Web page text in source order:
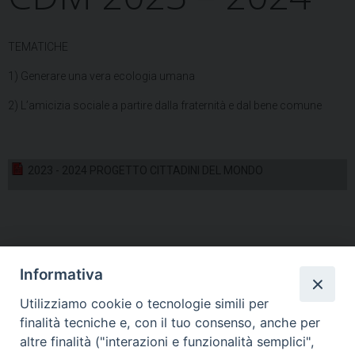
TEMATICHE
1) Generare una vera ecologia umana
2) L’amicizia sociale a partire dalla fraternità e dal bene comune
HOME VESCOVO ORARI MESSE
CURIA VESCOVILE
TUTELA MINORI
UFFICI PASTORALI PERSONE
VITA CONSACRATA
DOCUMENTI
CONTATTI
Informativa
Utilizziamo cookie o tecnologie simili per
finalità tecniche e, con il tuo consenso, anche per
altre finalità ("interazioni e funzionalità semplici",